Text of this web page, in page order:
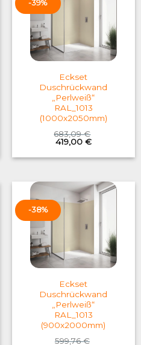
-39%
Eckset
Duschrückwand
„Perlweiß“
RAL_1013
(1000x2050mm)
683,09€
Original
price
was:
419,00 €Current
is:
-38%
Eckset
Duschrückwand
„Perlweiß“
RAL_1013
(900x2000mm)
599,76€